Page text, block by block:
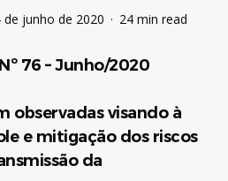
de junho de 2020 24 min read
76 – Junho/2020
observadas visando à
e mitigação dos riscos
da